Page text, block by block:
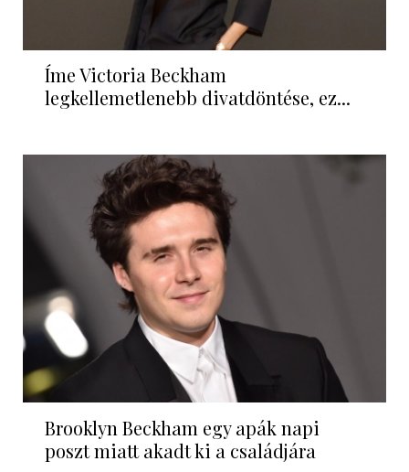
Íme Victoria Beckham
legkellemetlenebb divatdöntése, ez...
Brooklyn Beckham egy apák napi
poszt miatt akadt ki a családjára